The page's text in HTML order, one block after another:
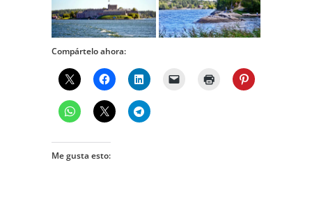
Compártelo ahora:
Me gusta esto: